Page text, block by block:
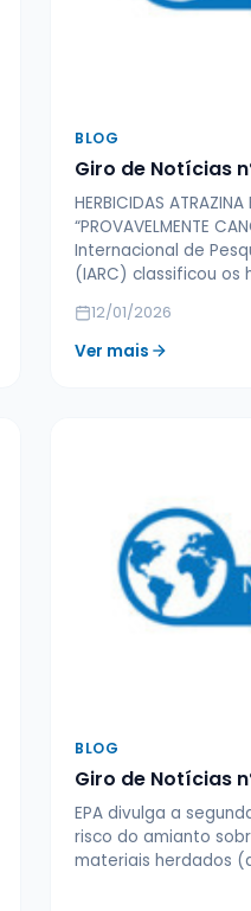
BLOG
Giro de Notícias
HERBICIDAS
“PROVAVELMENTE
Internacional de
(IARC) classificou os
12/01/2026
Ver mais
BLOG
Giro de Notícias
EPA divulga a
risco do amianto
materiais herdados